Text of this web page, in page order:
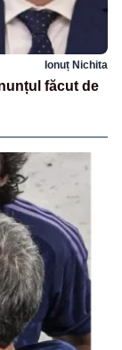
Ionuț Nichita
făcut de